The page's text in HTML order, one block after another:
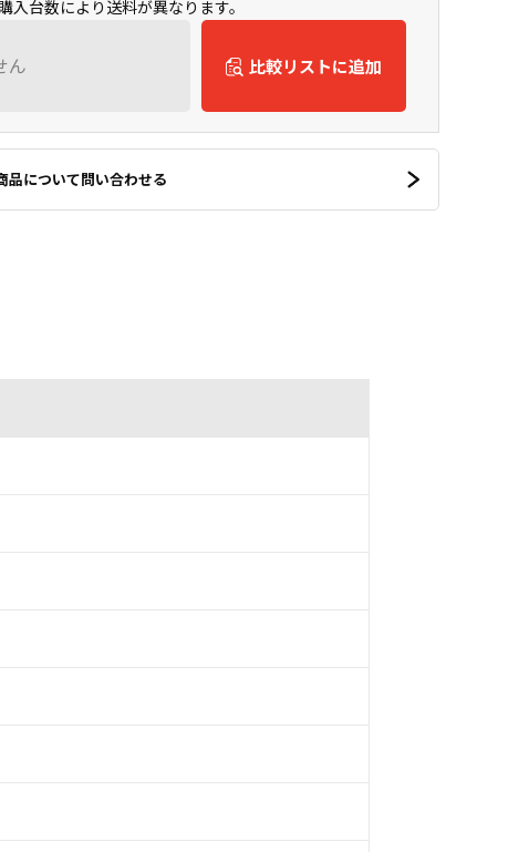
台数により送料が異なります。
ん 比較リストに追加
品について問い合わせる